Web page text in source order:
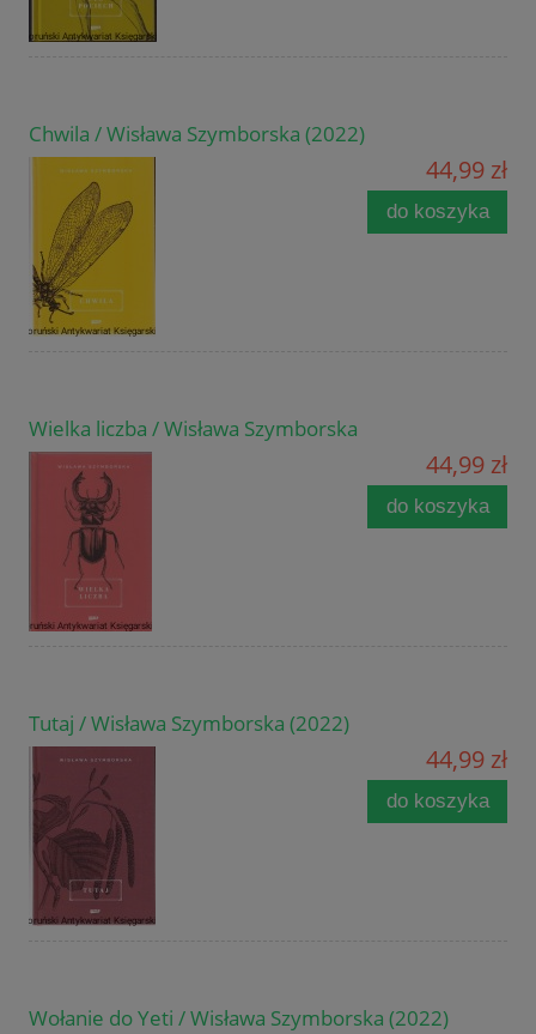
Chwila / Wisława Szymborska (2022)
44,99 zł
do koszyka
Wielka liczba / Wisława Szymborska
44,99 zł
do koszyka
Tutaj / Wisława Szymborska (2022)
44,99 zł
do koszyka
Wołanie do Yeti / Wisława Szymborska (2022)